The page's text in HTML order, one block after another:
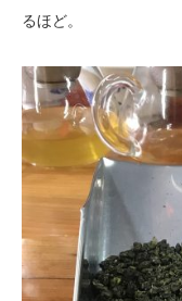
るほど。